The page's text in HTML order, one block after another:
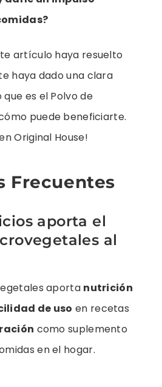
artículo haya resuelto
haya dado una clara
es el Polvo de
puede beneficiarte.
Original House!
Frecuentes
aporta el
al
aporta nutrición
de uso en recetas
como suplemento
en el hogar.